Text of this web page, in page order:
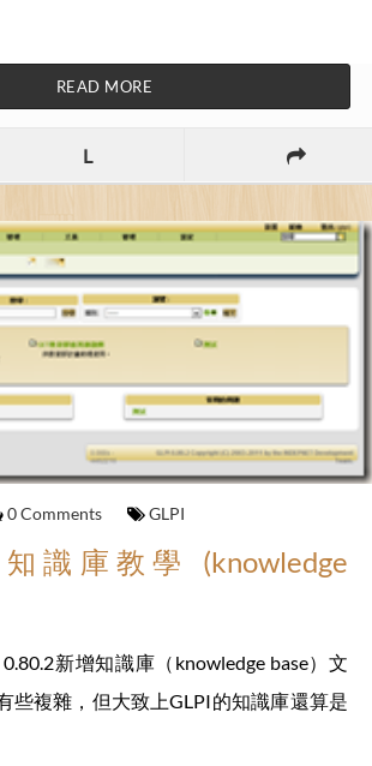
READ MORE
L
0 Comments GLPI
識庫教學 (knowledge
新增知識庫（knowledge base）文
些複雜，但大致上GLPI的知識庫還算是